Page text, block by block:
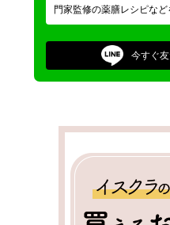
門家監修の薬膳レシピなど
今すぐ